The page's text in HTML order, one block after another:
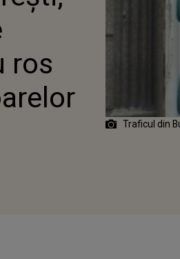
ros
Traficul din